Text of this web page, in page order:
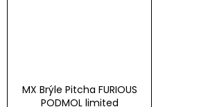
MX Brýle Pitcha FURIOUS
PODMOL limited